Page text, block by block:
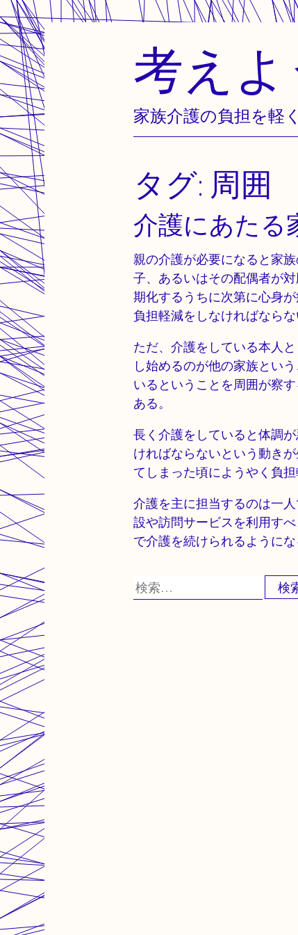
考え
家族介護の負担を軽
タグ: 周囲
介護にあたる
親の介護が必要になると家
子、あるいはその配偶者が
期化するうちに次第に心身
負担軽減をしなければなら
ただ、介護をしている本人
し始めるのが他の家族とい
いるということを周囲が察
ある。
長く介護をしていると体調
ければならないという動き
てしまった頃にようやく負
介護を主に担当するのは一
設や訪問サービスを利用す
で介護を続けられるようにな
検
索: